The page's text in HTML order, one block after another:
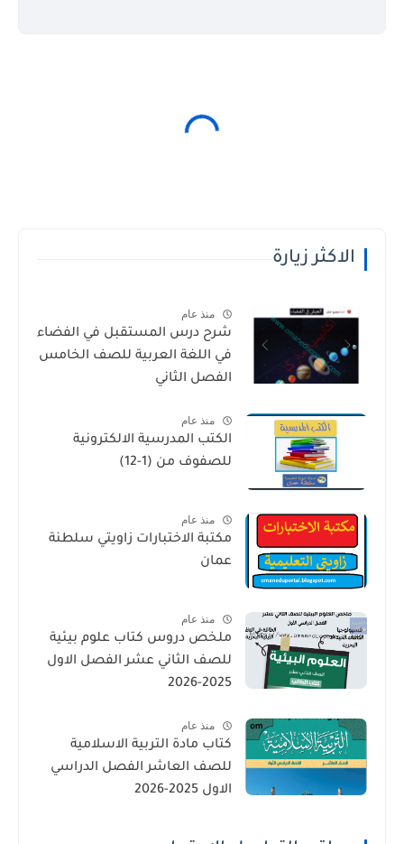
الاكثر زيارة
منذ عام
شرح درس المستقبل في الفضاء
في اللغة العربية للصف الخامس
الفصل الثاني
منذ عام
الكتب المدرسية الالكترونية
للصفوف من (1-12)
منذ عام
مكتبة الاختبارات زاويتي سلطنة
عمان
منذ عام
ملخص دروس كتاب علوم بيئية
للصف الثاني عشر الفصل الاول
2025-2026
منذ عام
كتاب مادة التربية الاسلامية
للصف العاشر الفصل الدراسي
الاول 2025-2026